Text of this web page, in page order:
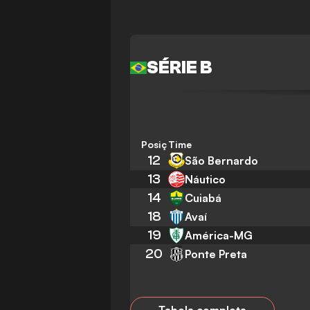
SÉRIE B
PosiçãoTime
12 São Bernardo
13 Náutico
14 Cuiabá
18 Avaí
19 América-MG
20 Ponte Preta